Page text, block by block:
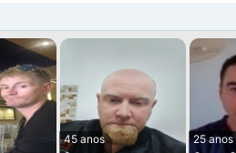
45 anos
25 anos